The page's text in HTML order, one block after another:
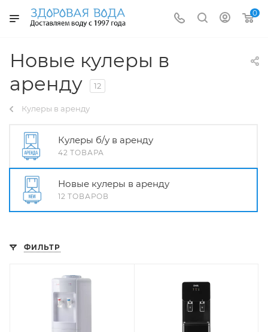
0
Новые кулеры в
аренду
12
Кулеры в аренду
Кулеры б/у в аренду
42 ТОВАРА
Новые кулеры в аренду
12 ТОВАРОВ
ФИЛЬТР